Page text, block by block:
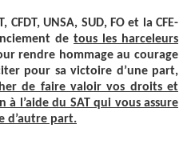
UNSA, SUD, FO et la CFE-
de tous les harceleurs
rendre hommage au courage
pour sa victoire d’une part,
de faire valoir vos droits et
à l’aide du SAT qui vous assure
d’autre part.